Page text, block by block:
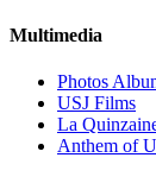
Multimedia
Photos
USJ Films
La
Anthem of